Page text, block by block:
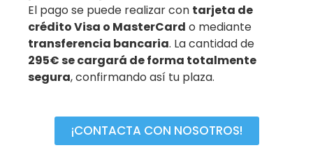
El pago se puede realizar con tarjeta de
crédito Visa o MasterCard o mediante
transferencia bancaria. La cantidad de
295€ se cargará de forma totalmente
segura, confirmando así tu plaza.
¡CONTACTA CON NOSOTROS!